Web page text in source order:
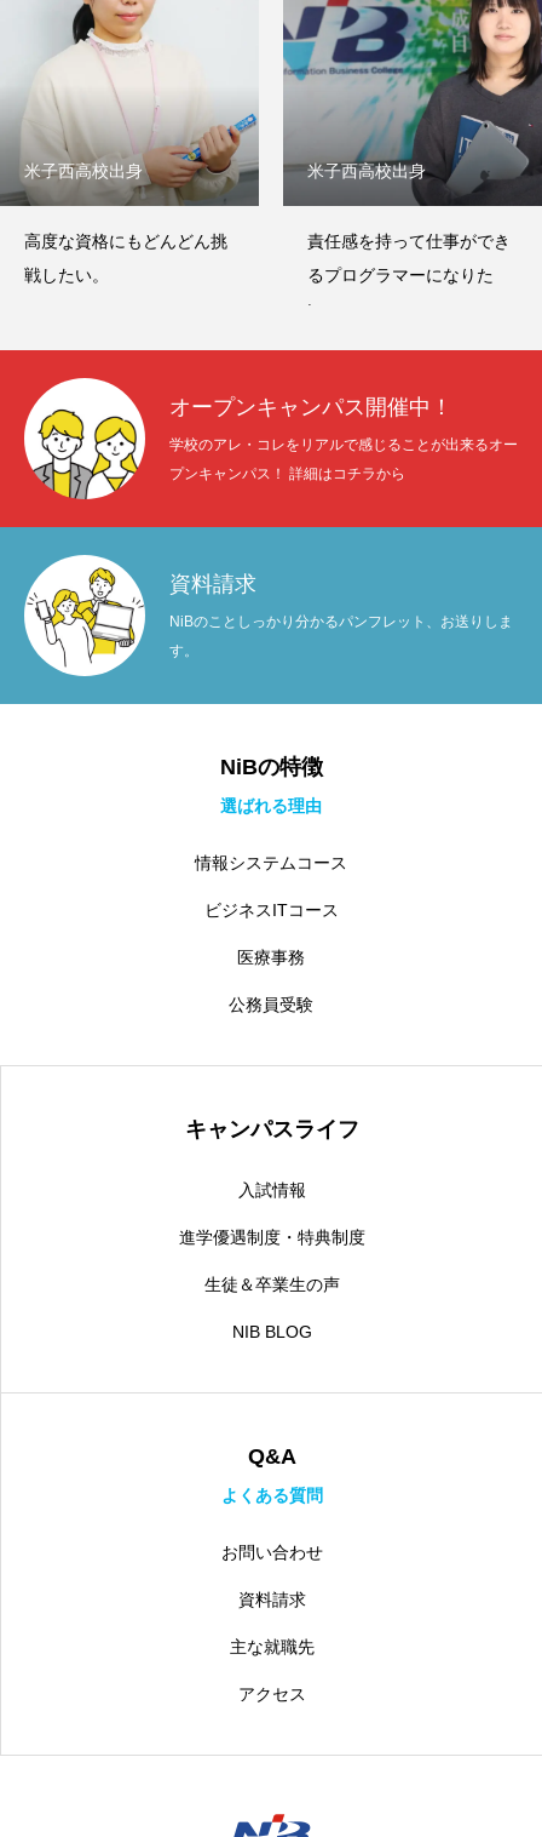
米子西高校出身
高度な資格にもどんどん挑
戦したい。
米子西高校出身
責任感を持って仕事ができ
るプログラマーになりた
い。
オープンキャンパス開催中！
学校のアレ・コレをリアルで感じることが出来るオー
プンキャンパス！ 詳細はコチラから
資料請求
NiBのことしっかり分かるパンフレット、お送りしま
す。
NiBの特徴
選ばれる理由
情報システムコース
ビジネスITコース
医療事務
公務員受験
キャンパスライフ
入試情報
進学優遇制度・特典制度
生徒＆卒業生の声
NIB BLOG
Q&A
よくある質問
お問い合わせ
資料請求
主な就職先
アクセス